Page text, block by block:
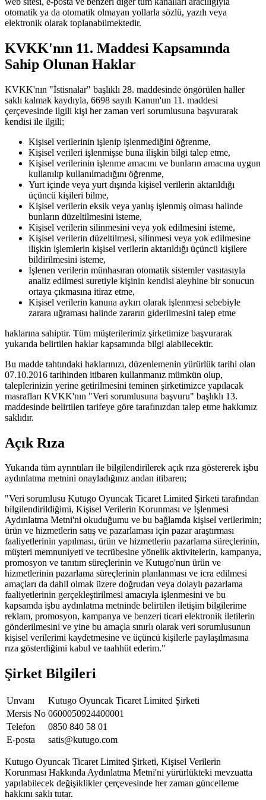
otomatik ya da otomatik olmayan yollarla sözlü, yazılı veya
elektronik olarak toplanabilmektedir.
KVKK'nın 11. Maddesi Kapsamında
Sahip Olunan Haklar
KVKK'nın "İstisnalar" başlıklı 28. maddesinde öngörülen haller
saklı kalmak kaydıyla, 6698 sayılı Kanun'un 11. maddesi
çerçevesinde ilgili kişi her zaman veri sorumlusuna başvurarak
kendisi ile ilgili;
Kişisel verilerinin işlenip işlenmediğini öğrenme,
Kişisel verileri işlenmişse buna ilişkin bilgi talep etme,
Kişisel verilerinin işlenme amacını ve bunların amacına uygun
kullanılıp kullanılmadığını öğrenme,
Yurt içinde veya yurt dışında kişisel verilerin aktarıldığı
üçüncü kişileri bilme,
Kişisel verilerin eksik veya yanlış işlenmiş olması halinde
bunların düzeltilmesini isteme,
Kişisel verilerin silinmesini veya yok edilmesini isteme,
Kişisel verilerin düzeltilmesi, silinmesi veya yok edilmesine
ilişkin işlemlerin kişisel verilerin aktarıldığı üçüncü kişilere
bildirilmesini isteme,
İşlenen verilerin münhasıran otomatik sistemler vasıtasıyla
analiz edilmesi suretiyle kişinin kendisi aleyhine bir sonucun
ortaya çıkmasına itiraz etme,
Kişisel verilerin kanuna aykırı olarak işlenmesi sebebiyle
zarara uğraması halinde zararın giderilmesini talep etme
haklarına sahiptir. Tüm müşterilerimiz şirketimize başvurarak
yukarıda belirtilen haklar kapsamında bilgi alabilecektir.
Bu madde tahtındaki haklarınızı, düzenlemenin yürürlük tarihi olan
07.10.2016 tarihinden itibaren kullanmanız mümkün olup,
taleplerinizin yerine getirilmesini teminen şirketimizce yapılacak
masrafları KVKK'nın "Veri sorumlusuna başvuru" başlıklı 13.
maddesinde belirtilen tarifeye göre tarafınızdan talep etme hakkımız
saklıdır.
Açık Rıza
Yukarıda tüm ayrıntıları ile bilgilendirilerek açık rıza göstererek işbu
aydınlatma metnini onayladığınız andan itibaren;
"Veri sorumlusu Kutugo Oyuncak Ticaret Limited Şirketi tarafından
bilgilendirildiğimi, Kişisel Verilerin Korunması ve İşlenmesi
Aydınlatma Metni'ni okuduğumu ve bu bağlamda kişisel verilerimin;
ürün ve hizmetlerin satış ve pazarlaması için pazar araştırması
faaliyetlerinin yapılması, ürün ve hizmetlerin pazarlama süreçlerinin,
müşteri memnuniyeti ve tecrübesine yönelik aktivitelerin, kampanya,
promosyon ve tanıtım süreçlerinin ve Kutugo'nun ürün ve
hizmetlerinin pazarlama süreçlerinin planlanması ve icra edilmesi
amaçları da dahil olmak üzere doğrudan veya dolaylı pazarlama
faaliyetlerinin gerçekleştirilmesi amacıyla işlenmesini ve bu
kapsamda işbu aydınlatma metninde belirtilen iletişim bilgilerime
reklam, promosyon, kampanya ve benzeri ticari elektronik iletilerin
gönderilmesini ve yine bu amaçla sınırlı olarak veri sorumlusunun
kişisel verilerimi kaydetmesine ve üçüncü kişilerle paylaşılmasına
rıza gösterdiğimi kabul ve taahhüt ederim."
Şirket Bilgileri
Unvanı
Kutugo Oyuncak Ticaret Limited Şirketi
Mersis No 0600050924400001
Telefon
0850 840 58 01
E-posta
satis@kutugo.com
Kutugo Oyuncak Ticaret Limited Şirketi, Kişisel Verilerin
Korunması Hakkında Aydınlatma Metni'ni yürürlükteki mevzuatta
yapılabilecek değişiklikler çerçevesinde her zaman güncelleme
hakkını saklı tutar.